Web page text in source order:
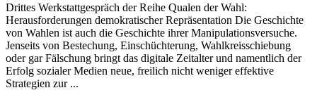
Drittes Werkstattgespräch der Reihe Qualen der Wahl:
Herausforderungen demokratischer Repräsentation Die Geschichte
von Wahlen ist auch die Geschichte ihrer Manipulationsversuche.
Jenseits von Bestechung, Einschüchterung, Wahlkreisschiebung
oder gar Fälschung bringt das digitale Zeitalter und namentlich der
Erfolg sozialer Medien neue, freilich nicht weniger effektive
Strategien zur ...